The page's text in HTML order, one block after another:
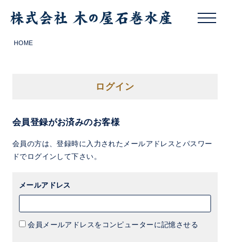
HOME
ログイン
会員登録がお済みのお客様
会員の方は、登録時に入力されたメールアドレスとパスワー
ドでログインして下さい。
メールアドレス
会員メールアドレスをコンピューターに記憶させる